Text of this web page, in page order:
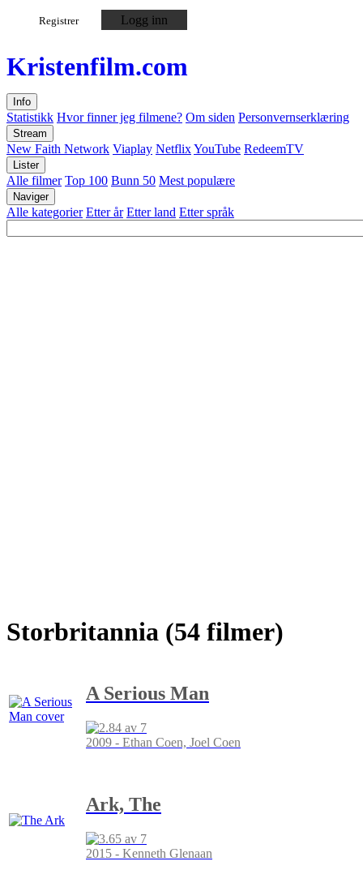
Registrer Logg inn
Kristenfilm.com
Info
Statistikk Hvor finner jeg filmene? Om siden Personvernserklæring
Stream
New Faith Network Viaplay NetflixYouTube RedeemTV
Lister
Alle filmer Top 100 Bunn 50 Mest populære
Naviger
Alle kategorier Etter år Etter land Etter språk
Storbritannia (54 filmer)
A Serious Man
2009 - Ethan Coen, Joel Coen
Ark, The
2015 - Kenneth Glenaan